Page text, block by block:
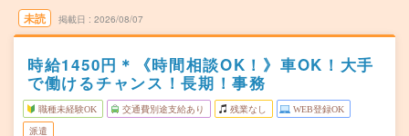
未読 掲載日 2026/08/07
時給1450円＊《時間相談OK！》車OK！大手
で働けるチャンス！長期！事務
職種未経験OK 交通費別途支給あり 残業なし WEB登録OK
派遣